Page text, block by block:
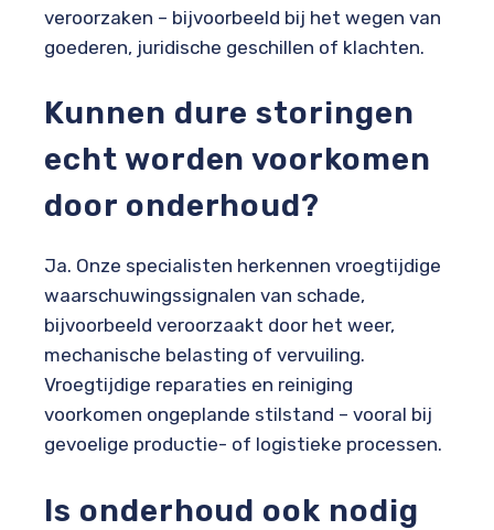
veroorzaken – bijvoorbeeld bij het wegen van
goederen, juridische geschillen of klachten.
Kunnen dure storingen
echt worden voorkomen
door onderhoud?
Ja. Onze specialisten herkennen vroegtijdige
waarschuwingssignalen van schade,
bijvoorbeeld veroorzaakt door het weer,
mechanische belasting of vervuiling.
Vroegtijdige reparaties en reiniging
voorkomen ongeplande stilstand – vooral bij
gevoelige productie- of logistieke processen.
Is onderhoud ook nodig